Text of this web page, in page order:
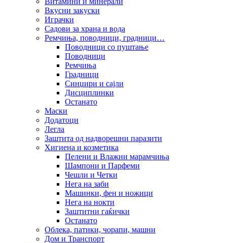
Вкусни закуски
Играчки
Садови за храна и вода
Ремчиња, поводници, градници…
Поводници со пуштање
Поводници
Ремчиња
Градници
Синџири и сајли
Дисциплинки
Останато
Маски
Додатоци
Легла
Заштита од надворешни паразити
Хигиена и козметика
Пелени и Влажни марамчиња
Шампони и Парфеми
Чешли и Четки
Нега на заби
Машинки, фен и ножици
Нега на нокти
Заштитни гаќички
Останато
Облека, патики, чорапи, машни
Дом и Транспорт